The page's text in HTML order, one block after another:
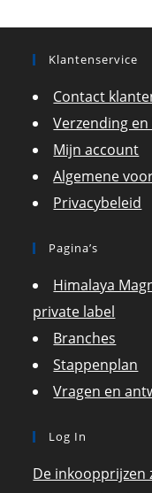
Klantenservice
Contact
Verzending
Mijn account
Algemene
Privacybeleid
Pagina’s
Himalaya
private label
Branches
Stappenplan
Vragen en
Log In
De inkoopprijzen